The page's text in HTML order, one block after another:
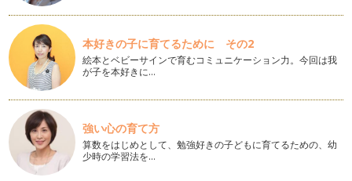
父の日のプレゼントは多肉植物に決まり♪
５月。皐月晴れの空に鯉のぼりが元気よく気持ちよさそうに
泳い…
花を愛でるお花見はいかが？
今年も春がやってきました。爽やかな春風にのって漂ってくる
花の香りに誘われて、忙しく動き回っ…
カラフル！旬な花を覚えよう：「春」の巻
３月 弥生。三寒四温と言われるように、寒さが和らぎ少し
ずつ…
本好きの子に育てるために その2
絵本とベビーサインで育むコミュニケーション力。今回は我
が子を本好きに…
強い心の育て方
算数をはじめとして、勉強好きの子どもに育てるための、幼
少時の学習法を…